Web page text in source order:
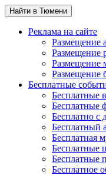
Найти в Тюмени
Реклама на сайте
Размещение
Размещение
Размещение
Размещение
Бесплатные
Бесплатные
Бесплатные
Бесплатно с
Бесплатный
Бесплатная
Бесплатные
Бесплатные
Бесплатное